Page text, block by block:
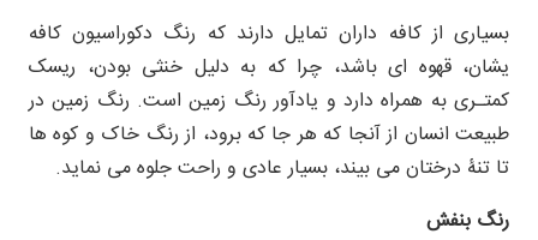
بسیاری از کافه داران تمایل دارند که رنگ دکوراسیون کافه
یشان، قهوه ای باشد، چرا که به دلیل خنثی بودن، ریسک
کمتـری به همراه دارد و یادآور رنگ زمین است. رنگ زمین در
طبیعت انسان از آنجا که هر جا که برود، از رنگ خاک و کوه ها
تا تنۀ درختان می بیند، بسیار عادی و راحت جلوه می نماید.
رنگ بنفش